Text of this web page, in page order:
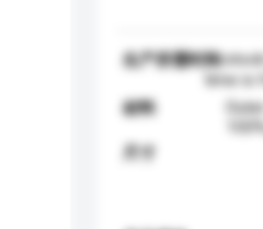
生产所需时间
In-
time
材料